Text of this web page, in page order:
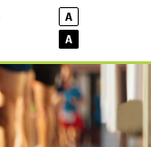
A
A